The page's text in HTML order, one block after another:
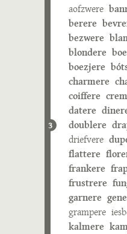
3
aofzwere
berere
bezwere
blondere
boezjere
charmere
coiffere
datere
doublere
driefvere
flattere
frankere
frustrere
garnere
grampere
kalmere